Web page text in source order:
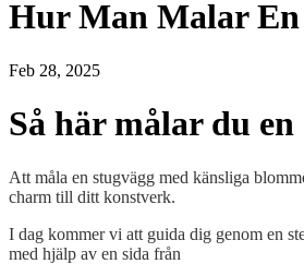
Hur Man Malar En
Feb 28, 2025
Så här målar du en
Att måla en stugvägg med känsliga
charm till ditt konstverk.
I dag kommer vi att guida dig genom en
med hjälp av en sida från